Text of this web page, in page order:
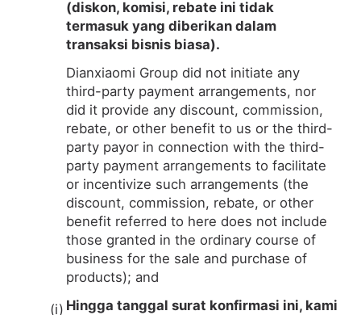
(diskon, komisi, rebate ini tidak
termasuk yang diberikan dalam
transaksi bisnis biasa).
Dianxiaomi Group did not initiate any
third-party payment arrangements, nor
did it provide any discount, commission,
rebate, or other benefit to us or the third-
party payor in connection with the third-
party payment arrangements to facilitate
or incentivize such arrangements (the
discount, commission, rebate, or other
benefit referred to here does not include
those granted in the ordinary course of
business for the sale and purchase of
products); and
Hingga tanggal surat konfirmasi ini, kami